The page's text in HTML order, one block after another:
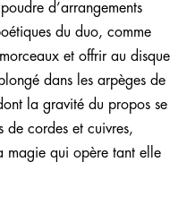
d’arrangements
du duo, comme
et offrir au disque
dans les arpèges de
la gravité du propos se
de cordes et cuivres,
magie qui opère tant elle